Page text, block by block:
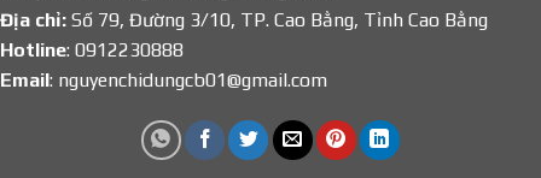
Địa chỉ: Số 79, Đường 3/10, TP. Cao Bằng, Tỉnh Cao Bằng
Hotline: 0912230888
Email: nguyenchidungcb01@gmail.com